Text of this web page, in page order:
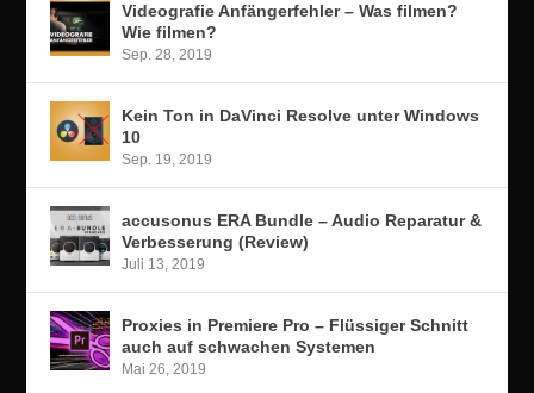
Videografie Anfängerfehler – Was filmen?
Wie filmen?
Sep. 28, 2019
Kein Ton in DaVinci Resolve unter Windows
10
Sep. 19, 2019
accusonus ERA Bundle – Audio Reparatur &
Verbesserung (Review)
Juli 13, 2019
Proxies in Premiere Pro – Flüssiger Schnitt
auch auf schwachen Systemen
Mai 26, 2019